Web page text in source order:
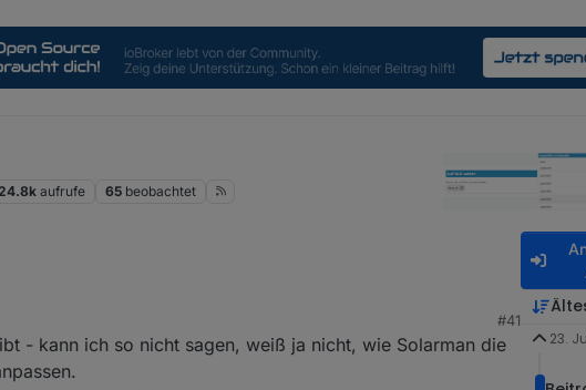
aufrufe 65 beobachtet
gelesen. Sind aber auch mehrere logger (Inverter) je
#41
- kann ich so nicht sagen, weiß ja nicht, wie Solarman die
23.